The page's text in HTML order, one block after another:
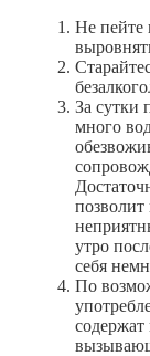
Не пейте
За сутки
много
позволит
утро
себя
По